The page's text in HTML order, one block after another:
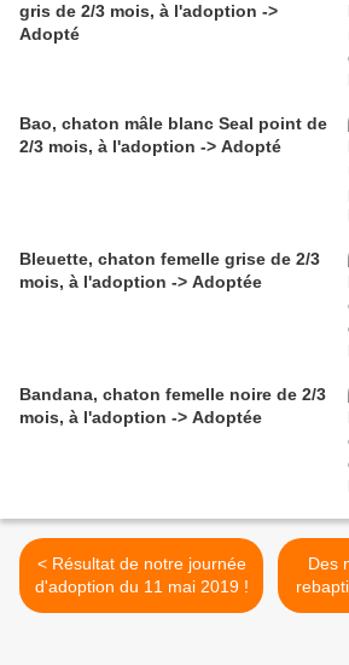
gris de 2/3 mois, à l'adoption ->
Adopté
Bao, chaton mâle blanc Seal point de
2/3 mois, à l'adoption -> Adopté
Bleuette, chaton femelle grise de 2/3
mois, à l'adoption -> Adoptée
Bandana, chaton femelle noire de 2/3
mois, à l'adoption -> Adoptée
< Résultat de notre journée
d'adoption du 11 mai 2019 !
Des